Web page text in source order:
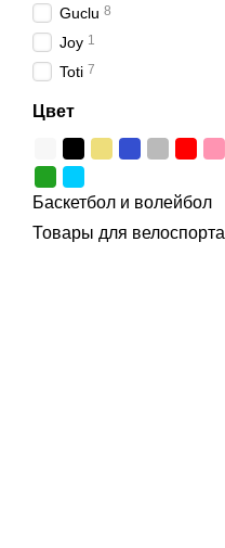
Guclu 8
Joy 1
Toti 7
Цвет
Баскетбол и волейбол
Товары для велоспорта